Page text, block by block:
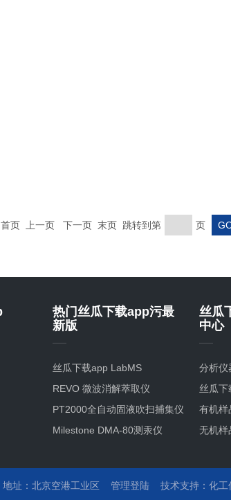
首页 上一页 下一页 末页 跳转到第 页
热门丝瓜下载app污最
新版
丝瓜下载app LabMS
3000ICP-MS
REVO 微波消解萃取仪
PT2000全自动固液吹扫捕集仪
Milestone DMA-80测汞仪
丝瓜
中心
分析仪
丝瓜下
有机样
无机样
解决方
丝瓜下
析方案
工厂
地址： 北京空港工业区 管理登陆 技术支持： 化工